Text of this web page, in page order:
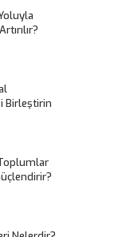
Birleştirin